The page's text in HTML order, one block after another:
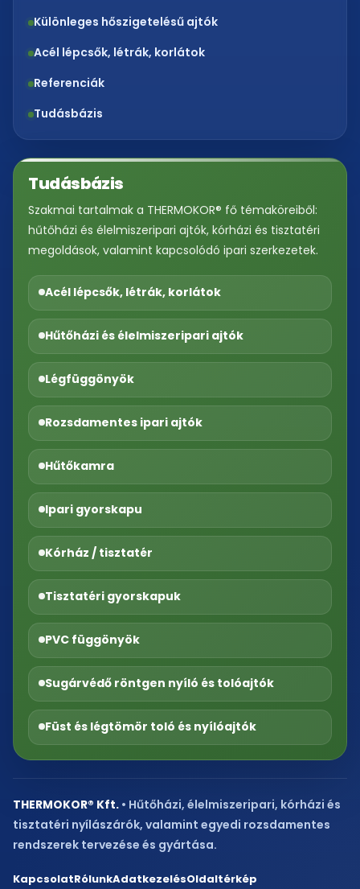
Különleges hőszigetelésű ajtók
Acél lépcsők, létrák, korlátok
Referenciák
Tudásbázis
Tudásbázis
Szakmai tartalmak a THERMOKOR® fő témaköreiből:
hűtőházi és élelmiszeripari ajtók, kórházi és tisztatéri
megoldások, valamint kapcsolódó ipari szerkezetek.
Acél lépcsők, létrák, korlátok
Hűtőházi és élelmiszeripari ajtók
Légfüggönyök
Rozsdamentes ipari ajtók
Hűtőkamra
Ipari gyorskapu
Kórház / tisztatér
Tisztatéri gyorskapuk
PVC függönyök
Sugárvédő röntgen nyíló és tolóajtók
Füst és légtömör toló és nyílóajtók
THERMOKOR® Kft. • Hűtőházi, élelmiszeripari, kórházi és
tisztatéri nyílászárók, valamint egyedi rozsdamentes
rendszerek tervezése és gyártása.
KapcsolatRólunkAdatkezelésOldaltérkép